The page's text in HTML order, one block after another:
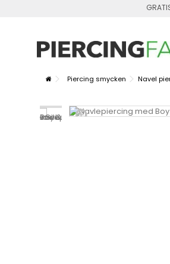
Piercing smycken Navel